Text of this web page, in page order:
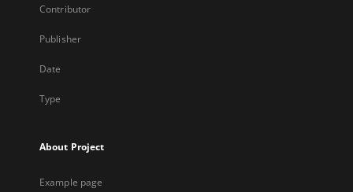
Contributor
Publisher
Date
Type
About Project
Example page